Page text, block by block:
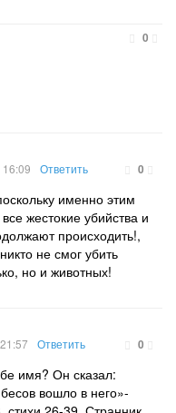
0
0
Ответить
именно этим
жестокие убийства и
происходить!,
не смог убить
но и животных!
0
Ответить
имя? Он сказал:
вошло в него»-